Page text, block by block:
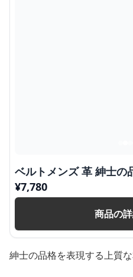
ベルトメンズ 革 紳士の
¥7,780
商品の
紳士の品格を表現する上質な